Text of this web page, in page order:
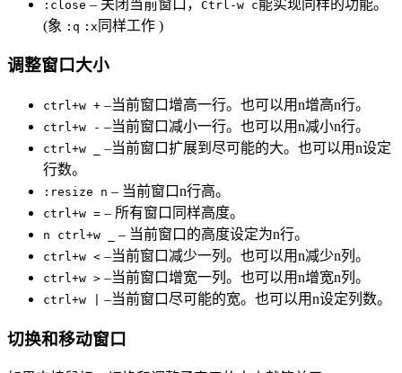
:close – 关闭当前窗口， Ctrl-w c能实现同样的功能。
(象 :q :x 同样工作 )
调整窗口大小
ctrl+w + –当前窗口增高一行。也可以用n增高n行。
ctrl+w - –当前窗口减小一行。也可以用n减小n行。
ctrl+w _
–当前窗口扩展到尽可能的大。也可以用n设定
行数。
:resize n – 当前窗口n行高。
ctrl+w = – 所有窗口同样高度。
n ctrl+w _ – 当前窗口的高度设定为n行。
ctrl+w < –当前窗口减少一列。也可以用n减少n列。
ctrl+w > –当前窗口增宽一列。也可以用n增宽n列。
ctrl+w | –当前窗口尽可能的宽。也可以用n设定列数。
切换和移动窗口